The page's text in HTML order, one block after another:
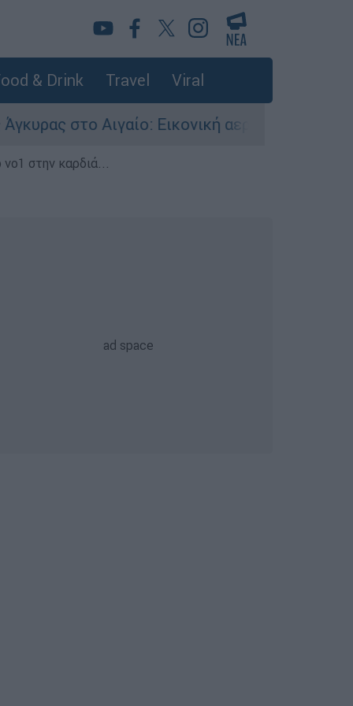
& Drink Travel Viral
Εικονική αερομαχία ανάμεσα σε
στην καρδιά...